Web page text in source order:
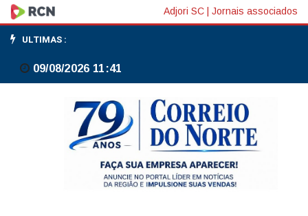
Itamaraty
alerta
para
Adjori SC Jornais associados
ULTIMAS :
09/08/2026 11:41